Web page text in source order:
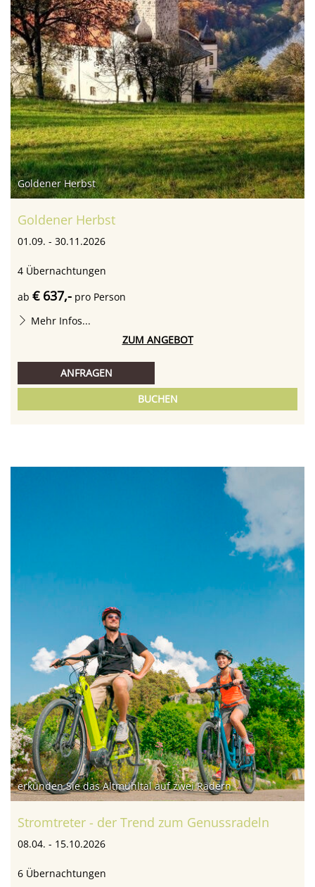
Goldener Herbst
Goldener Herbst
01.09. - 30.11.2026
4 Übernachtungen
ab € 637,- pro Person
Mehr Infos...
ZUM ANGEBOT
ANFRAGEN
BUCHEN
erkunden Sie das Altmühltal auf zwei Rädern
Stromtreter - der Trend zum Genussradeln
08.04. - 15.10.2026
6 Übernachtungen